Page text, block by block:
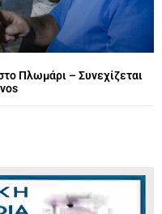
Πλωμάρι – Συνεχίζεται